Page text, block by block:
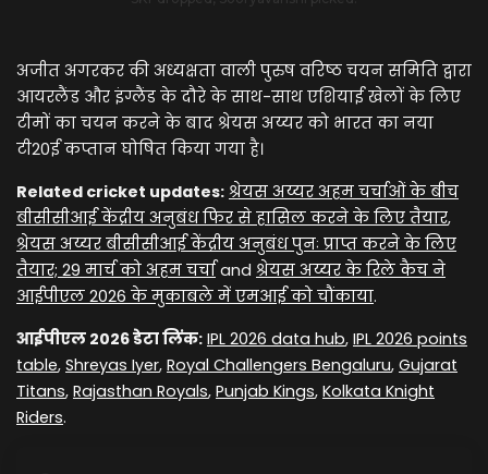
अजीत अगरकर की अध्यक्षता वाली पुरुष वरिष्ठ चयन समिति द्वारा
आयरलैंड और इंग्लैंड के दौरे के साथ-साथ एशियाई खेलों के लिए
टीमों का चयन करने के बाद श्रेयस अय्यर को भारत का नया
टी20ई कप्तान घोषित किया गया है।
Related cricket updates: श्रेयस अय्यर अहम चर्चाओं के बीच
बीसीसीआई केंद्रीय अनुबंध फिर से हासिल करने के लिए तैयार,
श्रेयस अय्यर बीसीसीआई केंद्रीय अनुबंध पुनः प्राप्त करने के लिए
तैयार; 29 मार्च को अहम चर्चा and श्रेयस अय्यर के रिले कैच ने
आईपीएल 2026 के मुकाबले में एमआई को चौंकाया.
आईपीएल 2026 डेटा लिंक: IPL 2026 data hub, IPL 2026 points
table, Shreyas Iyer, Royal Challengers Bengaluru, Gujarat
Titans, Rajasthan Royals, Punjab Kings, Kolkata Knight
Riders.